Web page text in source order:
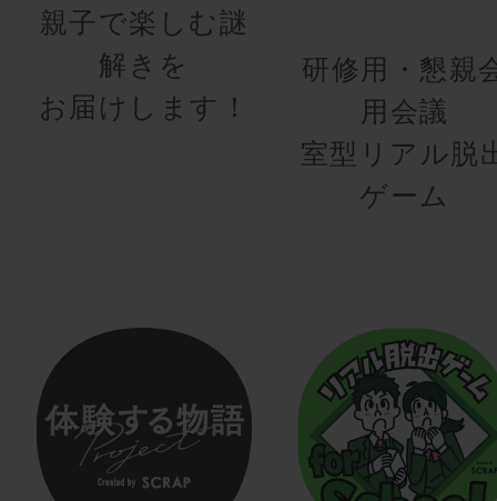
親子で楽しむ謎
解きを
お届けします！
研修用・懇親
用会議
室型リアル脱
ゲーム